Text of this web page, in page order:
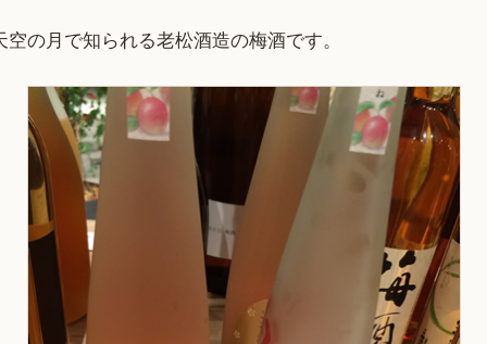
空の月で知られる老松酒造の梅酒です。